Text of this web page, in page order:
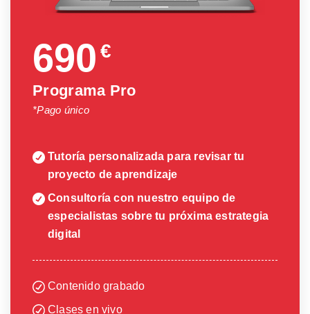
690 €
Programa Pro
*Pago único
Tutoría personalizada para revisar tu
proyecto de aprendizaje
Consultoría con nuestro equipo de
especialistas sobre tu próxima estrategia
digital
Contenido grabado
Clases en vivo